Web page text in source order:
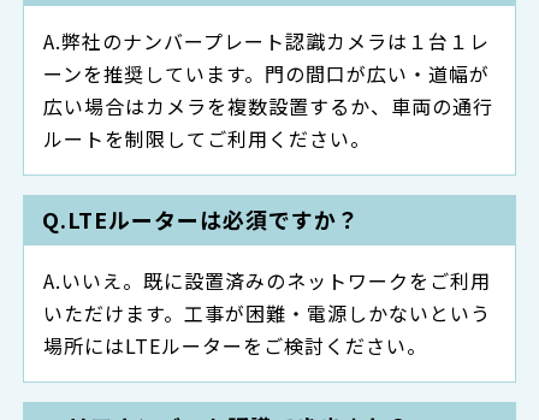
弊社のナンバープレート認識カメラは１台１レ
ーンを推奨しています。門の間口が広い・道幅が
広い場合はカメラを複数設置するか、車両の通行
ルートを制限してご利用ください。
LTEルーターは必須ですか？
いいえ。既に設置済みのネットワークをご利用
いただけます。工事が困難・電源しかないという
場所にはLTEルーターをご検討ください。